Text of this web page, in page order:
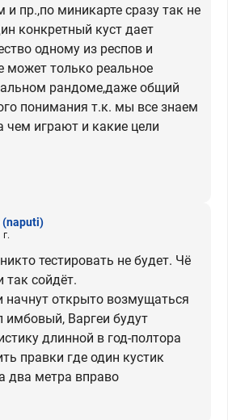
и пр.,по миникарте сразу так не
конкретный куст дает
одному из респов и
может только реальное
рандоме,даже общий
понимания т.к. мы все знаем
чем играют и какие цели
(naputi)
тестировать не будет. Чё
так сойдёт.
начнут открыто возмущаться
имбовый, Варгеи будут
длинной в год-полтора
правки где один кустик
два метра вправо